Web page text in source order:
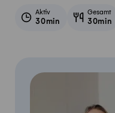
Aktiv
30min
Gesamt
30min